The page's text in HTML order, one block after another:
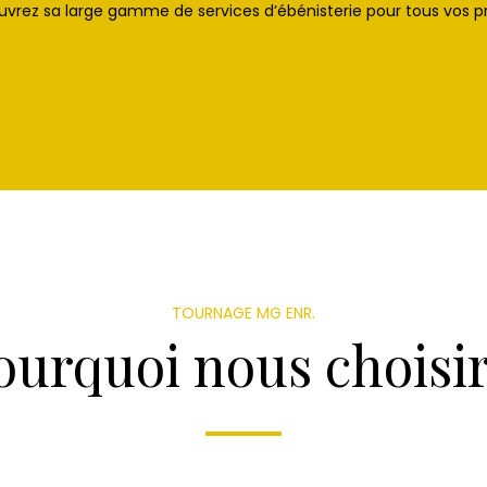
sa large gamme de services d’ébénisterie pour tous vos
TOURNAGE MG ENR.
nous